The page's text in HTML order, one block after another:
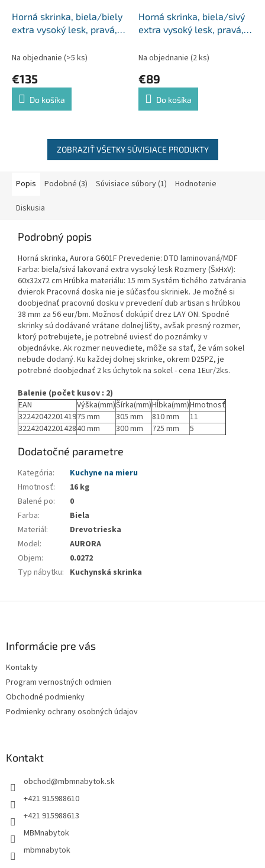
Horná skrinka, biela/biely
extra vysoký lesk, pravá,
Na objednanie (>5 ks)
€135
Do košíka
Horná skrinka, biela/sivý
extra vysoký lesk, pravá,
Na objednanie (2 ks)
€89
Do košíka
ZOBRAZIŤ VŠETKY SÚVISIACE PRODUKTY
Popis Podobné (3) Súvisiace súbory (1) Hodnotenie
Diskusia
Podrobný popis
Horná skrinka, Aurora G601F Prevedenie: DTD laminovaná/MDF
Farba: biela/sivá lakovaná extra vysoký lesk Rozmery (ŠxHxV):
60x32x72 cm Hrúbka materiálu: 15 mm Systém tichého zatvárania
dvierok Pracovná doska nie je súčasťou skriniek. Je možné si
doobjednať pracovnú dosku v prevedení dub artisan s hrúbkou
38 mm za 56 eur/bm. Možnosť dokúpiť drez LAY ON. Spodné
skrinky sú dodávané vrátane dolnej lišty, avšak presný rozmer,
ktorý potrebujete, je potrebné uviesť do poznámky v
objednávke. Ak rozmer neuvediete, môže sa stať, že vám sokel
nebude dodaný. Ku každej dolnej skrinke, okrem D25PZ, je
potrebné doobjednať 2 ks úchytok na sokel - cena 1Eur/2ks.
Balenie (počet kusov : 2)
EAN
Výška(mm)Šírka(mm)Hĺbka(mm)Hmotnosť
3224204220141975 mm 305 mm 810 mm
11
3224204220142840 mm 300 mm 725 mm 5
Dodatočné parametre
Kategória:
Kuchyne na mieru
Hmotnosť:
16 kg
Balené po:
0
Farba:
Biela
Materiál:
Drevotrieska
Model:
AURORA
Objem:
0.0272
Typ nábytku: Kuchynská skrinka
Informácie pre vás
Kontakty
Program vernostných odmien
Obchodné podmienky
Podmienky ochrany osobných údajov
Kontakt
obchod@mbmnabytok.sk
+421 915988610
+421 915988613
MBMnabytok
mbmnabytok